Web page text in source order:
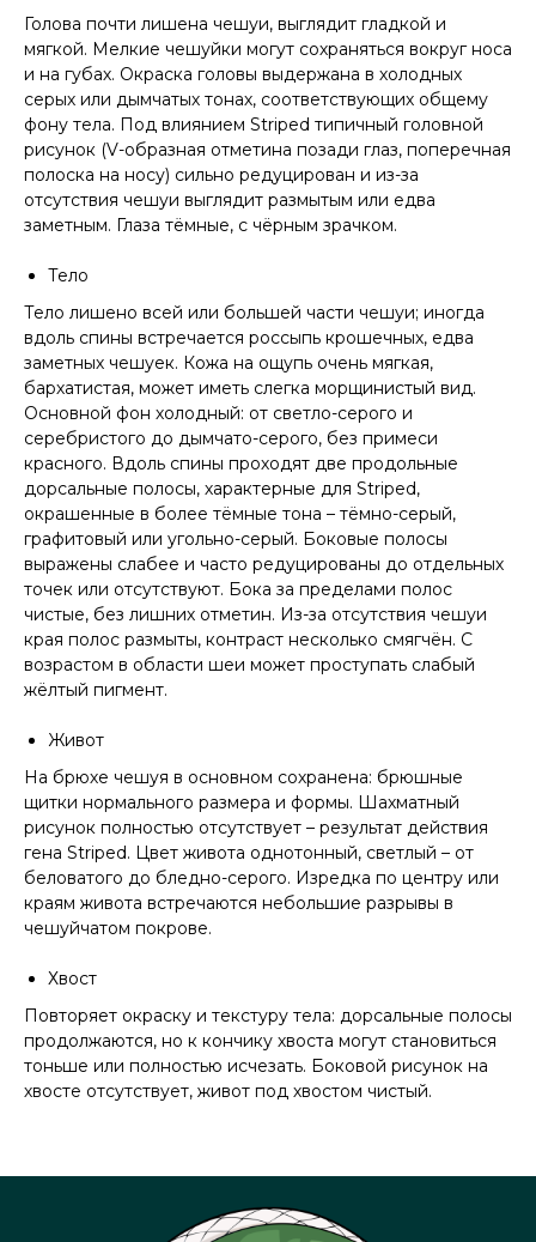
Голова почти лишена чешуи, выглядит гладкой и
мягкой. Мелкие чешуйки могут сохраняться вокруг носа
и на губах. Окраска головы выдержана в холодных
серых или дымчатых тонах, соответствующих общему
фону тела. Под влиянием Striped типичный головной
рисунок (V-образная отметина позади глаз, поперечная
полоска на носу) сильно редуцирован и из-за
отсутствия чешуи выглядит размытым или едва
заметным. Глаза тёмные, с чёрным зрачком.
Тело
Тело лишено всей или большей части чешуи; иногда
вдоль спины встречается россыпь крошечных, едва
заметных чешуек. Кожа на ощупь очень мягкая,
бархатистая, может иметь слегка морщинистый вид.
Основной фон холодный: от светло-серого и
серебристого до дымчато-серого, без примеси
красного. Вдоль спины проходят две продольные
дорсальные полосы, характерные для Striped,
окрашенные в более тёмные тона – тёмно-серый,
графитовый или угольно-серый. Боковые полосы
выражены слабее и часто редуцированы до отдельных
точек или отсутствуют. Бока за пределами полос
чистые, без лишних отметин. Из-за отсутствия чешуи
края полос размыты, контраст несколько смягчён. С
возрастом в области шеи может проступать слабый
жёлтый пигмент.
Живот
На брюхе чешуя в основном сохранена: брюшные
щитки нормального размера и формы. Шахматный
рисунок полностью отсутствует – результат действия
гена Striped. Цвет живота однотонный, светлый – от
беловатого до бледно-серого. Изредка по центру или
краям живота встречаются небольшие разрывы в
чешуйчатом покрове.
Хвост
Повторяет окраску и текстуру тела: дорсальные полосы
продолжаются, но к кончику хвоста могут становиться
тоньше или полностью исчезать. Боковой рисунок на
хвосте отсутствует, живот под хвостом чистый.